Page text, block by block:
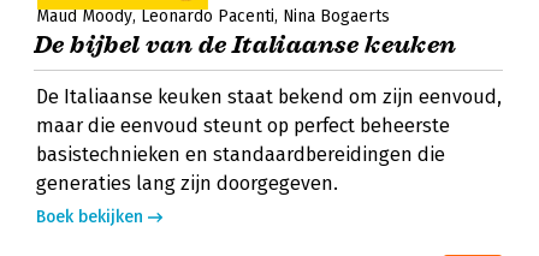
Maud Moody Leonardo Pacenti Nina Bogaerts
De bijbel van de Italiaanse keuken
De Italiaanse keuken staat bekend om zijn eenvoud,
maar die eenvoud steunt op perfect beheerste
basistechnieken en standaardbereidingen die
generaties lang zijn doorgegeven.
Boek bekijken